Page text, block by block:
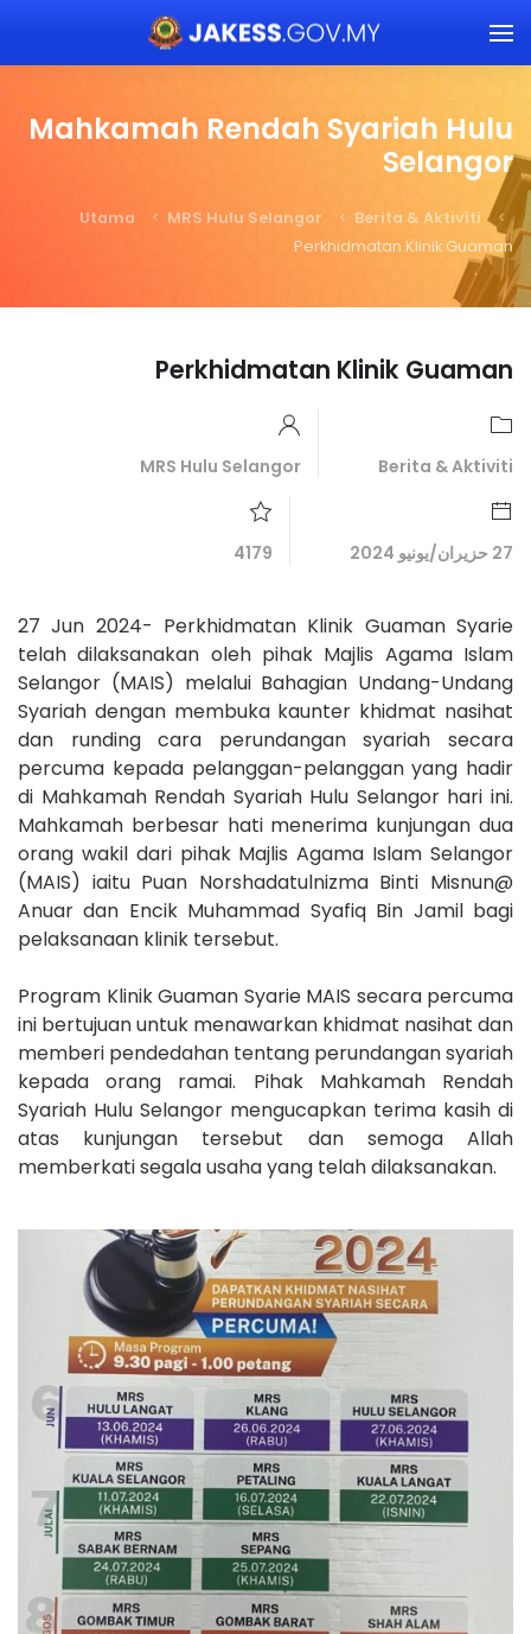
Skip to main content
Mahkamah Rendah Syariah Hulu
Selangor
Utama MRS Hulu Selangor
Berita & Aktiviti
Perkhidmatan Klinik Guaman
Perkhidmatan Klinik Guaman
Berita & Aktiviti
MRS Hulu Selangor
27 حزيران/يونيو 2024 4179
27 Jun 2024- Perkhidmatan Klinik Guaman Syarie
telah dilaksanakan oleh pihak Majlis Agama Islam
Selangor (MAIS) melalui Bahagian Undang-Undang
Syariah dengan membuka kaunter khidmat nasihat
dan runding cara perundangan syariah secara
percuma kepada pelanggan-pelanggan yang hadir
di Mahkamah Rendah Syariah Hulu Selangor hari ini.
Mahkamah berbesar hati menerima kunjungan dua
orang wakil dari pihak Majlis Agama Islam Selangor
(MAIS) iaitu Puan Norshadatulnizma Binti Misnun@
Anuar dan Encik Muhammad Syafiq Bin Jamil bagi
pelaksanaan klinik tersebut.
Program Klinik Guaman Syarie MAIS secara percuma
ini bertujuan untuk menawarkan khidmat nasihat dan
memberi pendedahan tentang perundangan syariah
kepada orang ramai. Pihak Mahkamah Rendah
Syariah Hulu Selangor mengucapkan terima kasih di
atas kunjungan tersebut dan semoga Allah
memberkati segala usaha yang telah dilaksanakan.